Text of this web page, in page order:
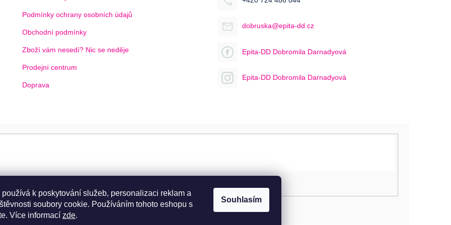
používá k poskytování služeb, personalizaci reklam a
soubory cookie. Používáním tohoto eshopu s
Více informací zde.
Souhlasím
Podmínky ochrany osobních údajů
Obchodní podmínky
Zboží vám nesedí? Nic se neděje
Prodejní centrum
Doprava
dobruska@epita-dd.cz
Epita-DD Dobromila Darnadyová
Epita-DD Dobromila Darnadyová